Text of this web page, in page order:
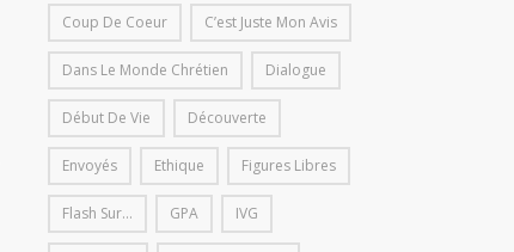
Coup De Coeur C’est Juste Mon Avis
Dans Le Monde Chrétien Dialogue
Début De Vie Découverte
Envoyés Ethique Figures Libres
Flash Sur... GPA IVG